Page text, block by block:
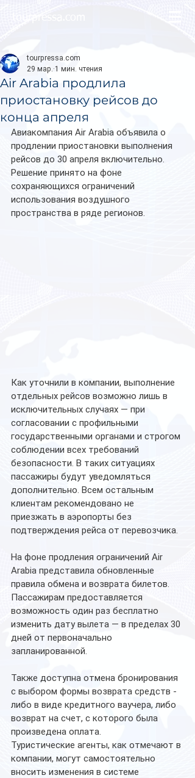
Air Arabia продлила
приостановку рейсов до
конца апреля
tourpressa.com
29 мар. 1 мин. чтения
Авиакомпания Air Arabia объявила о
продлении приостановки выполнения
рейсов до 30 апреля включительно.
Решение принято на фоне
сохраняющихся ограничений
использования воздушного
пространства в ряде регионов.
Как уточнили в компании, выполнение
отдельных рейсов возможно лишь в
исключительных случаях — при
согласовании с профильными
государственными органами и строгом
соблюдении всех требований
безопасности. В таких ситуациях
пассажиры будут уведомляться
дополнительно. Всем остальным
клиентам рекомендовано не
приезжать в аэропорты без
подтверждения рейса от перевозчика.
На фоне продления ограничений Air
Arabia представила обновленные
правила обмена и возврата билетов.
Пассажирам предоставляется
возможность один раз бесплатно
изменить дату вылета — в пределах 30
дней от первоначально
запланированной.
Также доступна отмена бронирования
с выбором формы возврата средств -
либо в виде кредитного ваучера, либо
возврат на счет, с которого была
произведена оплата.
Туристические агенты, как отмечают в
компании, могут самостоятельно
вносить изменения в системе